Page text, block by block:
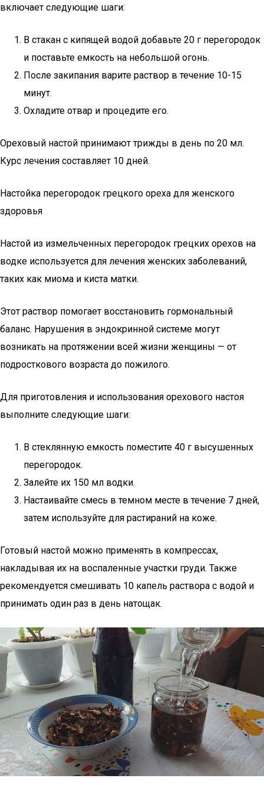
включает следующие шаги:
В стакан с кипящей водой добавьте 20 г перегородок
и поставьте емкость на небольшой огонь.
После закипания варите раствор в течение 10-15
минут.
Охладите отвар и процедите его.
Ореховый настой принимают трижды в день по 20 мл.
Курс лечения составляет 10 дней.
Настойка перегородок грецкого ореха для женского
здоровья
Настой из измельченных перегородок грецких орехов на
водке используется для лечения женских заболеваний,
таких как миома и киста матки.
Этот раствор помогает восстановить гормональный
баланс. Нарушения в эндокринной системе могут
возникать на протяжении всей жизни женщины — от
подросткового возраста до пожилого.
Для приготовления и использования орехового настоя
выполните следующие шаги:
В стеклянную емкость поместите 40 г высушенных
перегородок.
Залейте их 150 мл водки.
Настаивайте смесь в темном месте в течение 7 дней,
затем используйте для растираний на коже.
Готовый настой можно применять в компрессах,
накладывая их на воспаленные участки груди. Также
рекомендуется смешивать 10 капель раствора с водой и
принимать один раз в день натощак.